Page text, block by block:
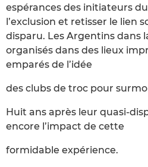
espérances des initiateurs
l’exclusion et retisser le lien
disparu. Les Argentins dans
organisés dans des lieux
emparés de l’idée
des clubs de troc pour
Huit ans après leur quasi-
encore l’impact de cette
formidable expérience.